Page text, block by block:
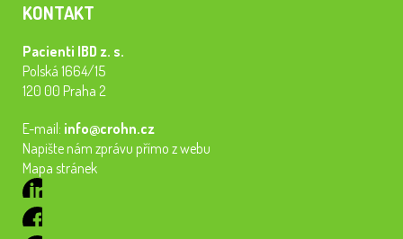
KONTAKT
Pacienti IBD z. s.
Polská 1664/15
120 00 Praha 2
E-mail: info@crohn.cz
Napište nám zprávu přímo z webu
Mapa stránek